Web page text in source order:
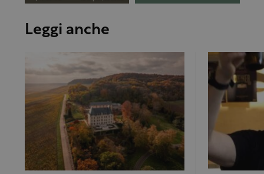
Leggi anche